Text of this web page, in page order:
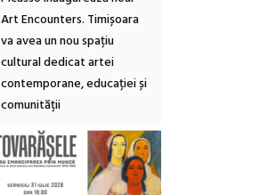
Art Encounters. Timișoara
va avea un nou spațiu
cultural dedicat artei
contemporane, educației și
comunității